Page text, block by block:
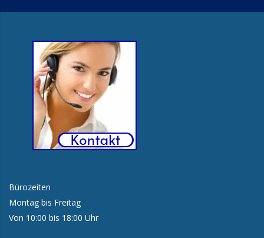
Bürozeiten
Montag bis Freitag
Von 10:00 bis 18:00 Uhr